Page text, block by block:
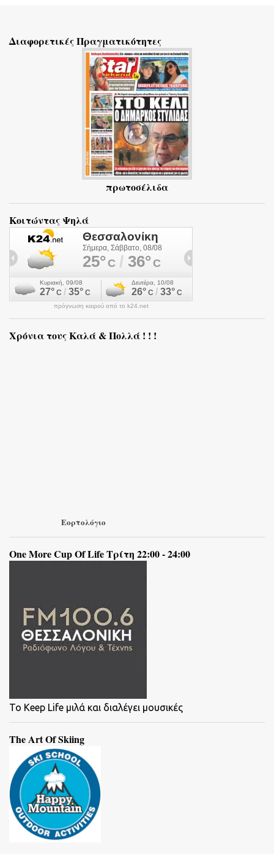
λ
Διαφορετικές Πραγματικότητες
πρωτοσέλιδα
Κοιτώντας Ψηλά
πρόγνωση καιρού από το k24.net
Χρόνια τους Καλά & Πολλά ! ! !
Εορτολόγιο
One More Cup Of Life Τρίτη 22:00 - 24:00
To Keep Life μιλά και διαλέγει μουσικές
The Art Of Skiing